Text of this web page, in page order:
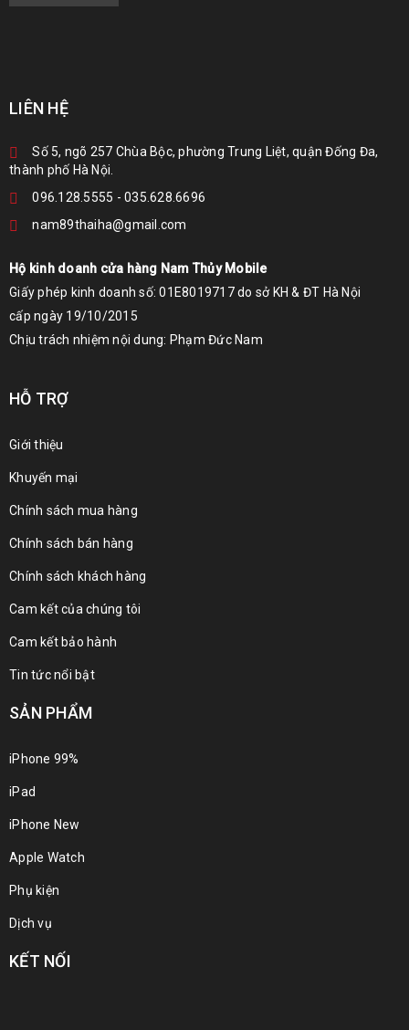
LIÊN HỆ
Số 5, ngõ 257 Chùa Bộc, phường Trung Liệt, quận Đống Đa,
thành phố Hà Nội.
096.128.5555 - 035.628.6696
nam89thaiha@gmail.com
Hộ kinh doanh cửa hàng Nam Thủy Mobile
Giấy phép kinh doanh số: 01E8019717 do sở KH & ĐT Hà Nội
cấp ngày 19/10/2015
Chịu trách nhiệm nội dung: Phạm Đức Nam
HỖ TRỢ
Giới thiệu
Khuyến mại
Chính sách mua hàng
Chính sách bán hàng
Chính sách khách hàng
Cam kết của chúng tôi
Cam kết bảo hành
Tin tức nổi bật
SẢN PHẨM
iPhone 99%
iPad
iPhone New
Apple Watch
Phụ kiện
Dịch vụ
KẾT NỐI